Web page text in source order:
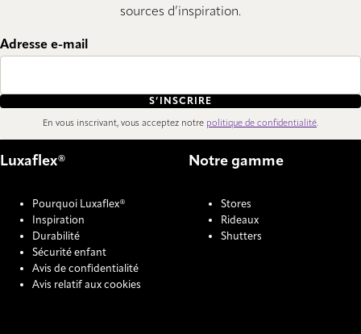
sources d’inspiration.
Adresse e-mail
S’INSCRIRE
En vous inscrivant, vous acceptez notre politique de confidentialité.
Luxaflex®
Pourquoi Luxaflex®
Inspiration
Durabilité
Sécurité enfant
Avis de confidentialité
Avis relatif aux cookies
Notre gamme
Stores
Rideaux
Shutters